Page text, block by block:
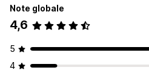
Note globale
4,6
5
4